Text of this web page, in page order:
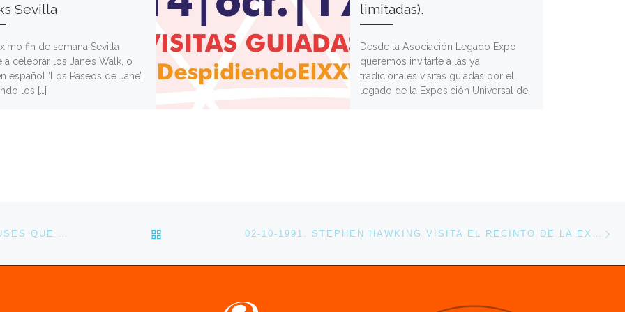
Sevilla
fin de semana Sevilla
a celebrar los Jane’s Walk, o
español ‘Los Paseos de Jane’.
los […]
limitadas).
Desde la Asociación Legado Expo
queremos invitarte a las ya
tradicionales visitas guiadas por el
legado de la Exposición Universal de
30-09-1995. SE INAUGURAN LAS LÍNEAS DE AUTOBUSES QUE RECORREN LA ISLA DE LA CARTUJA VOLVER A LA LISTA DE ENTRADAS 02-10-1991. STEPHEN HAWKING VISITA EL RECINTO DE LA EXPO 92